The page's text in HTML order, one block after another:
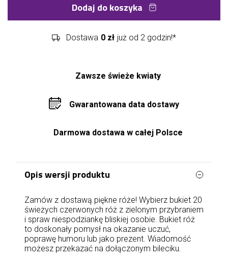
Dodaj do koszyka
Dostawa 0 zł już od 2 godzin!*
Zawsze świeże kwiaty
Gwarantowana data dostawy
Darmowa dostawa w całej Polsce
Opis wersji produktu
Zamów z dostawą piękne róże! Wybierz bukiet 20
świeżych czerwonych róż z zielonym przybraniem
i spraw niespodziankę bliskiej osobie. Bukiet róż
to doskonały pomysł na okazanie uczuć,
poprawę humoru lub jako prezent. Wiadomość
możesz przekazać na dołączonym bileciku.